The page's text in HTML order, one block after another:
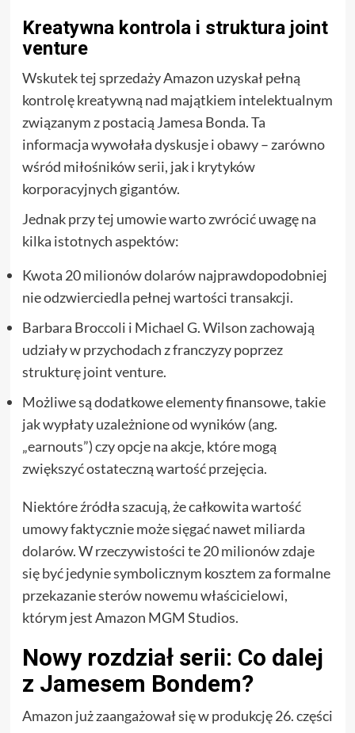
Kreatywna kontrola i struktura joint
venture
Wskutek tej sprzedaży Amazon uzyskał pełną
kontrolę kreatywną nad majątkiem intelektualnym
związanym z postacią Jamesa Bonda. Ta
informacja wywołała dyskusje i obawy – zarówno
wśród miłośników serii, jak i krytyków
korporacyjnych gigantów.
Jednak przy tej umowie warto zwrócić uwagę na
kilka istotnych aspektów:
Kwota 20 milionów dolarów najprawdopodobniej
nie odzwierciedla pełnej wartości transakcji.
Barbara Broccoli i Michael G. Wilson zachowają
udziały w przychodach z franczyzy poprzez
strukturę joint venture.
Możliwe są dodatkowe elementy finansowe, takie
jak wypłaty uzależnione od wyników (ang.
„earnouts”) czy opcje na akcje, które mogą
zwiększyć ostateczną wartość przejęcia.
Niektóre źródła szacują, że całkowita wartość
umowy faktycznie może sięgać nawet miliarda
dolarów. W rzeczywistości te 20 milionów zdaje
się być jedynie symbolicznym kosztem za formalne
przekazanie sterów nowemu właścicielowi,
którym jest Amazon MGM Studios.
Nowy rozdział serii: Co dalej
z Jamesem Bondem?
Amazon już zaangażował się w produkcję 26. części